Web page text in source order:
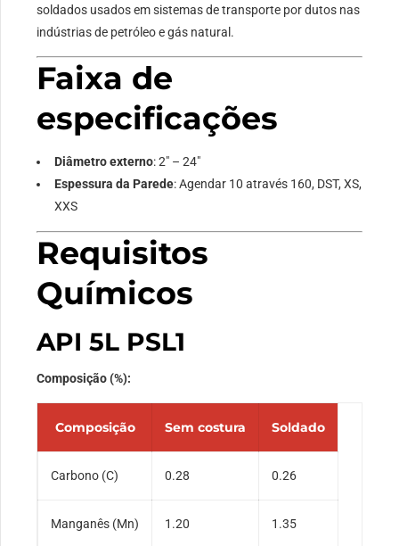
soldados usados ​​em sistemas de transporte por dutos nas
indústrias de petróleo e gás natural.
Faixa de
especificações
Diâmetro externo: 2″ – 24″
Espessura da Parede: Agendar 10 através 160, DST, XS,
XXS
Requisitos
Químicos
API 5L PSL1
Composição (%):
Composição Sem costura Soldado
Carbono (C) 0.28 0.26
Manganês (Mn) 1.20 1.35